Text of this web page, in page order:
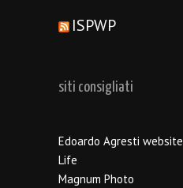
ISPWP
siti consigliati
Edoardo Agresti website
Life
Magnum Photo